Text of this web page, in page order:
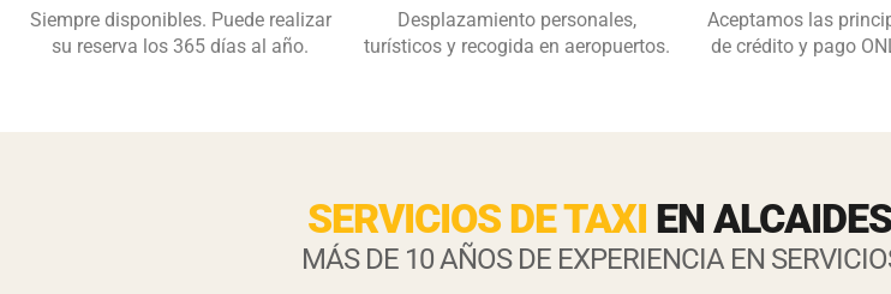
Siempre disponibles. Puede realizar
su reserva los 365 días al año.
Desplazamiento personales,
turísticos y recogida en aeropuertos.
Aceptamos las
de crédito y pago
SERVICIOS DE TAXI EN
MÁS DE 10 AÑOS DE EXPERIENCIA EN